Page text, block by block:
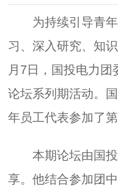
为持续引导青
习、深入研究、知
月7日，国投电力团
论坛系列期活动。
年员工代表参加了第
本期论坛由国
享。他结合参加团